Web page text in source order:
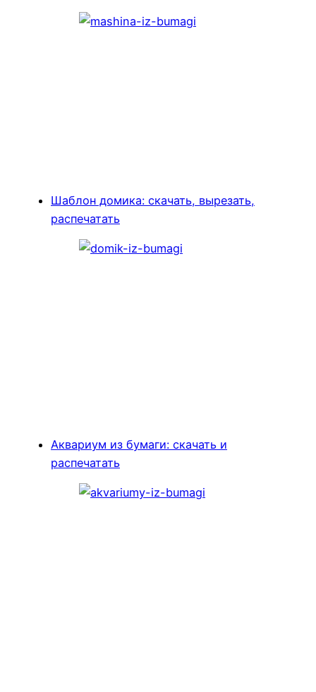
Шаблон домика: скачать, вырезать,
распечатать
Аквариум из бумаги: скачать и
распечатать